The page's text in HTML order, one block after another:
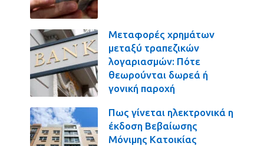
Μεταφορές χρημάτων
μεταξύ τραπεζικών
λογαριασμών: Πότε
θεωρούνται δωρεά ή
γονική παροχή
Πως γίνεται ηλεκτρονικά η
έκδοση Βεβαίωσης
Μόνιμης Κατοικίας